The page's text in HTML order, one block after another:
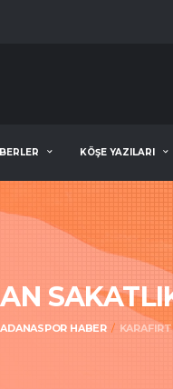
KÖŞE YAZILARI
ADANASPOR HABER